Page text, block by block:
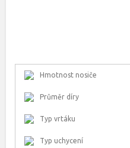
Hmotnost nosiče
Průměr díry
Typ vrtáku
Typ uchycení